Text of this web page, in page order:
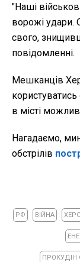
"Наші
ворожі удари.
свого,
повідомленні.
Мешканців
в місті
Нагадаємо,
обстрілів
РФ ВІЙНА
ПРОКУДІН